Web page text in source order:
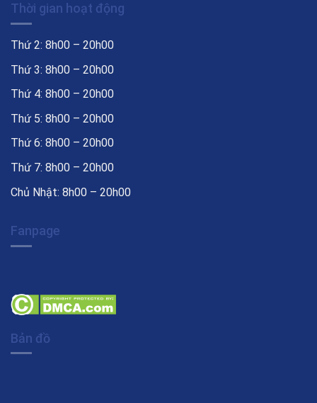
Thời gian hoạt động
Thứ 2: 8h00 – 20h00
Thứ 3: 8h00 – 20h00
Thứ 4: 8h00 – 20h00
Thứ 5: 8h00 – 20h00
Thứ 6: 8h00 – 20h00
Thứ 7: 8h00 – 20h00
Chủ Nhật: 8h00 – 20h00
Fanpage
Bản đồ